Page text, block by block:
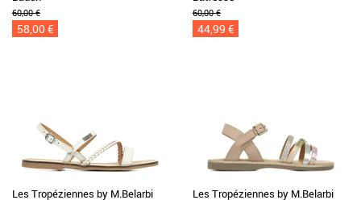
60,00 €
58,00 €
60,00 €
44,99 €
Les Tropéziennes by M.Belarbi
Les Tropéziennes by M.Belarbi